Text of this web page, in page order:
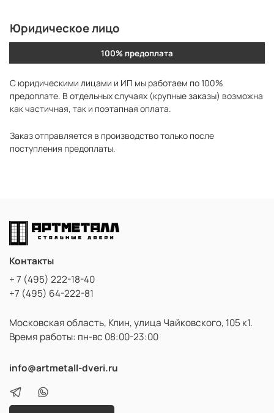
Юридическое лицо
100% предоплата
С юридическими лицами и ИП мы работаем по 100%
предоплате. В отдельных случаях (крупные заказы) возможна
как частичная, так и поэтапная оплата.
Заказ отправляется в производство только после
поступления предоплаты.
Контакты
+ 7 (495) 222-18-40
+7 (495) 64-222-81
Московская область, Клин, улица Чайковского, 105 к1.
Время работы: пн-вс 08:00-23:00
info@artmetall-dveri.ru